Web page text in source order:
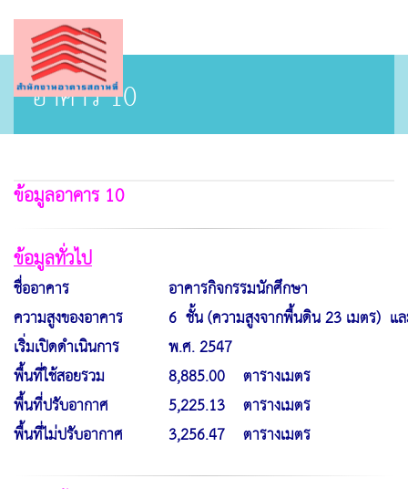
อาคาร 10
ข้อมูลอาคาร 10
ข้อมูลทั่วไป
ชื่ออาคาร
ความสูงของอาคาร
เริ่มเปิดดำเนินการ
พื้นที่ใช้สอยรวม
พื้นที่ปรับอากาศ
พื้นที่ไม่ปรับอากาศ
อาคารกิจกรรมนักศึกษา
6 ชั้น (ความสูงจากพื้นดิน 23 เมตร)
พ.ศ. 2547
8,885.00 ตารางเมตร
5,225.13 ตารางเมตร
3,256.47 ตารางเมตร